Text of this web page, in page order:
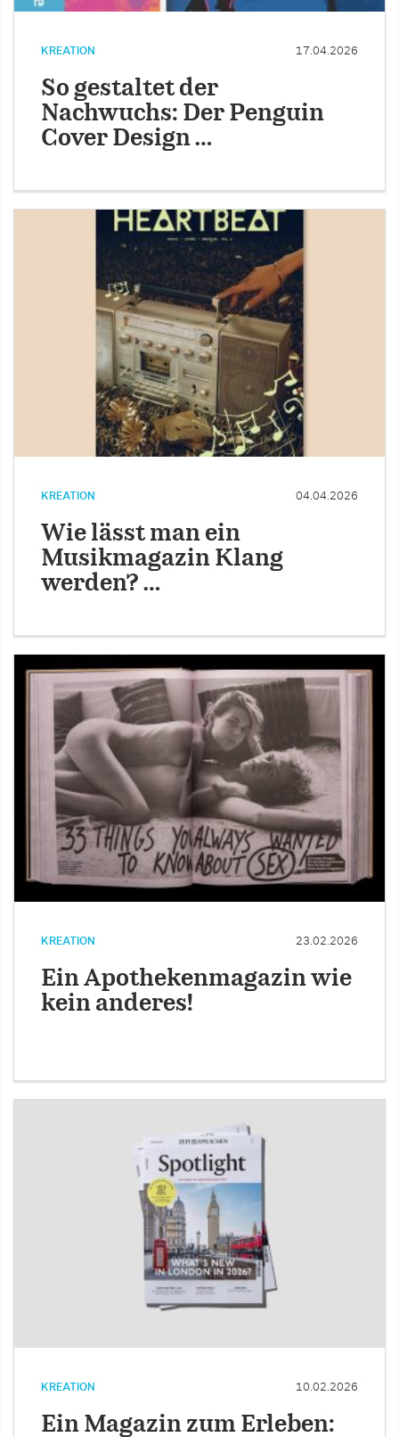
KREATION 17.04.2026
So gestaltet der
Nachwuchs: Der Penguin
Cover Design …
KREATION 04.04.2026
Wie lässt man ein
Musikmagazin Klang
werden? …
KREATION 23.02.2026
Ein Apothekenmagazin wie
kein anderes!
KREATION 10.02.2026
Ein Magazin zum Erleben: